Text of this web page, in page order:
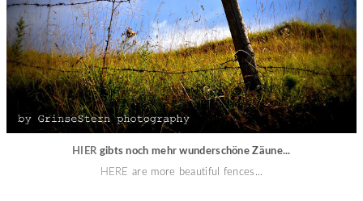
HIER gibts noch mehr wunderschöne Zäune...
HERE are more beautiful fences...